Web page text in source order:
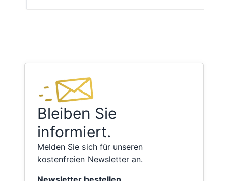
Bleiben Sie
informiert.
Melden Sie sich für unseren
kostenfreien Newsletter an.